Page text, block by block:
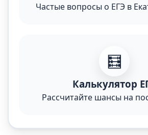
Частые вопросы о ЕГЭ в
🧮
Калькулятор
Рассчитайте шансы на